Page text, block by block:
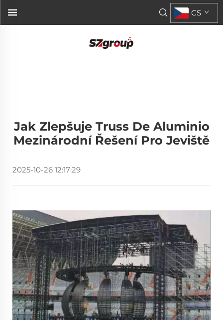
CS
Jak Zlepšuje Truss De Aluminio
Mezinárodní Řešení Pro Jeviště
2025-10-26 12:17:29